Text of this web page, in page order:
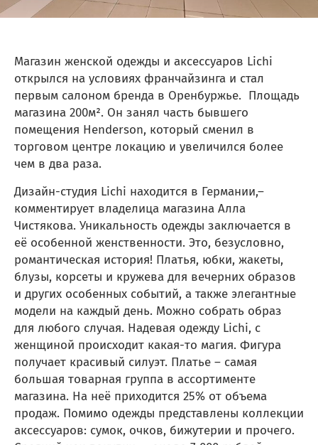
Магазин женской одежды и аксессуаров Lichi
открылся на условиях франчайзинга и стал
первым салоном бренда в Оренбуржье. Площадь
магазина 200м². Он занял часть бывшего
помещения Henderson, который сменил в
торговом центре локацию и увеличился более
чем в два раза.
Дизайн-студия Lichi находится в Германии,–
комментирует владелица магазина Алла
Чистякова. Уникальность одежды заключается в
её особенной женственности. Это, безусловно,
романтическая история! Платья, юбки, жакеты,
блузы, корсеты и кружева для вечерних образов
и других особенных событий, а также элегантные
модели на каждый день. Можно собрать образ
для любого случая. Надевая одежду Lichi, с
женщиной происходит какая-то магия. Фигура
получает красивый силуэт. Платье – самая
большая товарная группа в ассортименте
магазина. На неё приходится 25% от объема
продаж. Помимо одежды представлены коллекции
аксессуаров: сумок, очков, бижутерии и прочего.